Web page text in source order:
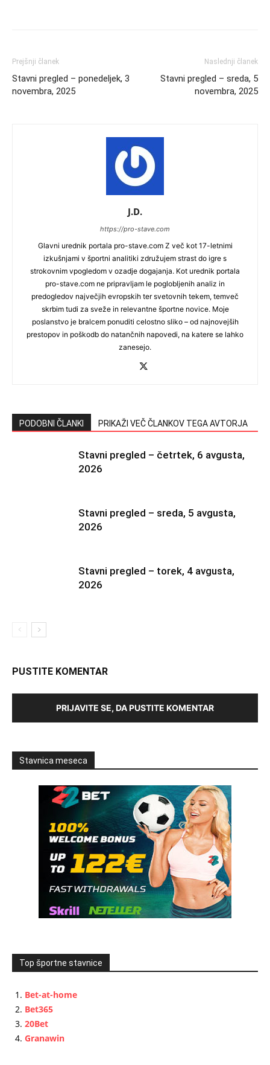
Prejšnji članek
Stavni pregled – ponedeljek, 3
novembra, 2025
Naslednji članek
Stavni pregled – sreda, 5
novembra, 2025
J.D.
https://pro-stave.com
Glavni urednik portala pro-stave.com Z več kot 17-letnimi
izkušnjami v športni analitiki združujem strast do igre s
strokovnim vpogledom v ozadje dogajanja. Kot urednik portala
pro-stave.com ne pripravljam le poglobljenih analiz in
predogledov največjih evropskih ter svetovnih tekem, temveč
skrbim tudi za sveže in relevantne športne novice. Moje
poslanstvo je bralcem ponuditi celostno sliko – od najnovejših
prestopov in poškodb do natančnih napovedi, na katere se lahko
zanesejo.
PODOBNI ČLANKI PRIKAŽI VEČ ČLANKOV TEGA AVTORJA
Stavni pregled – četrtek, 6 avgusta,
2026
Stavni pregled – sreda, 5 avgusta,
2026
Stavni pregled – torek, 4 avgusta,
2026
PUSTITE KOMENTAR
PRIJAVITE SE, DA PUSTITE KOMENTAR
Stavnica meseca
Top športne stavnice
Bet-at-home
Bet365
20Bet
Granawin